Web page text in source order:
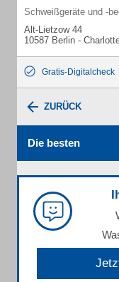
Schweißgeräte und -
Alt-Lietzow 44
10587 Berlin -
Gratis-Digitalcheck
ZURÜCK
Die besten